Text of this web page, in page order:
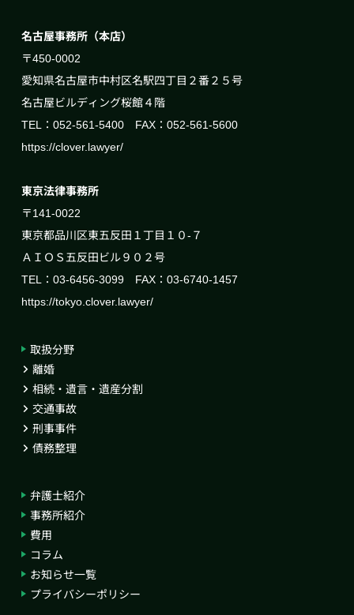
名古屋事務所（本店）
〒450-0002
愛知県名古屋市中村区名駅四丁目２番２５号
名古屋ビルディング桜館４階
TEL：052-561-5400 FAX：052-561-5600
https://clover.lawyer/
東京法律事務所
〒141-0022
東京都品川区東五反田１丁目１０-７
ＡＩＯＳ五反田ビル９０２号
TEL：03-6456-3099 FAX：03-6740-1457
https://tokyo.clover.lawyer/
取扱分野
離婚
相続・遺言・遺産分割
交通事故
刑事事件
債務整理
弁護士紹介
事務所紹介
費用
コラム
お知らせ一覧
プライバシーポリシー